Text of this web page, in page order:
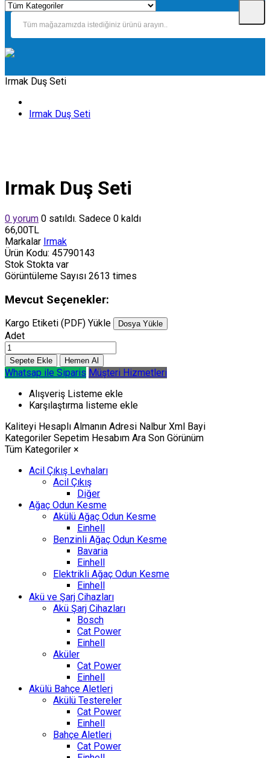
Irmak Duş Seti
Irmak Duş Seti
Irmak Duş Seti
0 yorum 0 satıldı. Sadece 0 kaldı
66,00TL
Markalar Irmak
Ürün Kodu: 45790143
Stok Stokta var
Görüntüleme Sayısı 2613 times
Mevcut Seçenekler:
Kargo Etiketi (PDF) Yükle Dosya Yükle
Adet
Whatsap ile Siparis Müşteri Hizmetleri
Alışveriş Listeme ekle
Karşılaştırma listeme ekle
Kaliteyi Hesaplı Almanın Adresi Nalbur Xml Bayi
Kategoriler Sepetim Hesabım Ara Son Görünüm
Tüm Kategoriler ×
Acil Çıkış Levhaları
Acil Çıkış
Diğer
Ağaç Odun Kesme
Akülü Ağaç Odun Kesme
Einhell
Benzinli Ağaç Odun Kesme
Bavaria
Einhell
Elektrikli Ağaç Odun Kesme
Einhell
Akü ve Şarj Cihazları
Akü Şarj Cihazları
Bosch
Cat Power
Einhell
Aküler
Cat Power
Einhell
Akülü Bahçe Aletleri
Akülü Testereler
Cat Power
Einhell
Bahçe Aletleri
Cat Power